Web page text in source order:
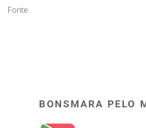
Fonte
BONSMARA PELO